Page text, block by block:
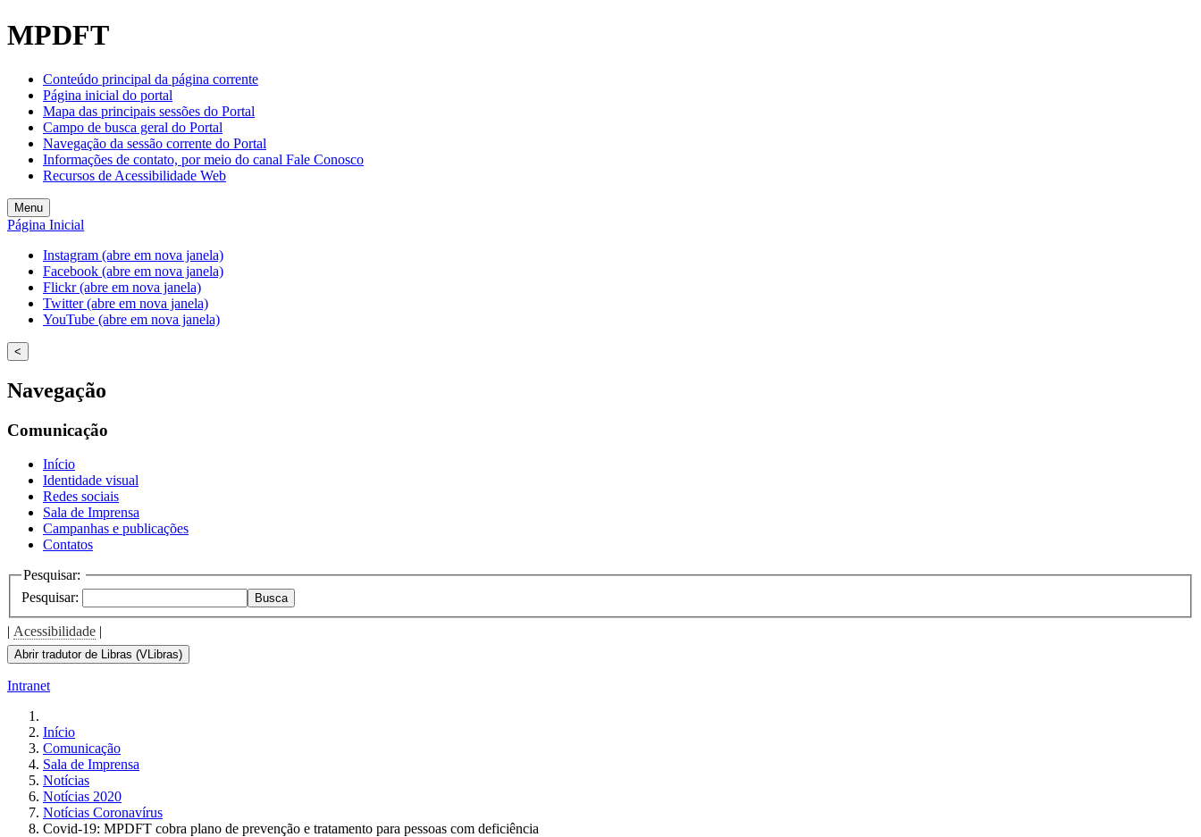
Welcome
to
One
Accessibility
screen
reader.
start
All
in
One
Accessibility
screen
reader,
press
"Ctrl
/".
This
shortcut
activates
screen
help
navigate
interact
the
content.
MPDFT
Conteúdo principal da página corrente
Página inicial do portal
Mapa das principais sessões do Portal
Campo de busca geral do Portal
Navegação da sessão corrente do Portal
Informações de contato, por meio do canal Fale Conosco
Recursos de Acessibilidade Web
Menu
Página Inicial
Instagram (abre em nova janela)
Facebook (abre em nova janela)
Flickr (abre em nova janela)
Twitter (abre em nova janela)
YouTube (abre em nova janela)
<
Navegação
Comunicação
Início
Identidade visual
Redes sociais
Sala de Imprensa
Campanhas e publicações
Contatos
Pesquisar:
Pesquisar:
Busca
| Acessibilidade |
Abrir tradutor de Libras (VLibras)
Intranet
Início
Comunicação
Sala de Imprensa
Notícias
Notícias 2020
Notícias Coronavírus
Covid-19: MPDFT cobra plano de prevenção e tratamento para pessoas com deficiência